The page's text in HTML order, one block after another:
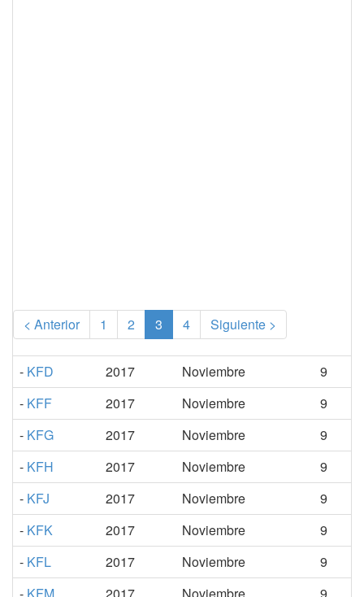
< Anterior 1 2 3 (current)
4 Siguiente >
- KFD 2017 Noviembre
9
- KFF 2017 Noviembre
9
- KFG 2017 Noviembre
9
- KFH 2017 Noviembre
9
- KFJ 2017 Noviembre
9
- KFK 2017 Noviembre
9
- KFL 2017 Noviembre
9